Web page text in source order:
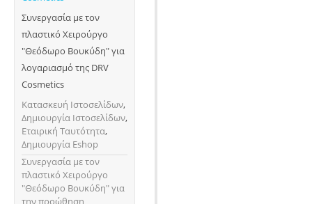
Συνεργασία με τον
πλαστικό Χειρούργο
"Θεόδωρο Βουκύδη" για
λογαριασμό της DRV
Cosmetics
Κατασκευή Ιστοσελίδων,
Δημιουργία Ιστοσελίδων,
Εταιρική Ταυτότητα,
Δημιουργία Eshop
Συνεργασία με τον
πλαστικό Χειρούργο
"Θεόδωρο Βουκύδη" για
την προώθηση